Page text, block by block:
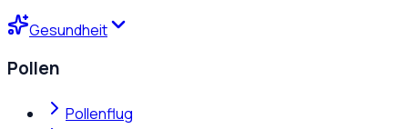
Gesundheit
Pollen
Pollenflug